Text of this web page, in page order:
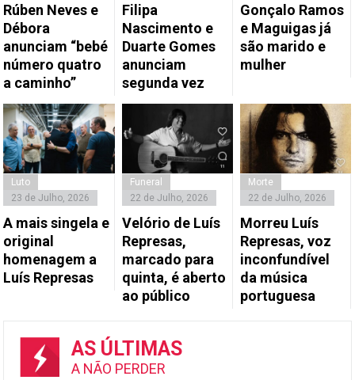
Rúben Neves e
Débora
anunciam “bebé
número quatro
a caminho”
Filipa
Nascimento e
Duarte Gomes
anunciam
segunda vez
Gonçalo Ramos
e Maguigas já
são marido e
mulher
Luto
23 de Julho, 2026
A mais singela e
original
homenagem a
Luís Represas
Funeral
22 de Julho, 2026
Velório de Luís
Represas,
marcado para
quinta, é aberto
ao público
Morte
22 de Julho, 2026
Morreu Luís
Represas, voz
inconfundível
da música
portuguesa
AS ÚLTIMAS
A NÃO PERDER